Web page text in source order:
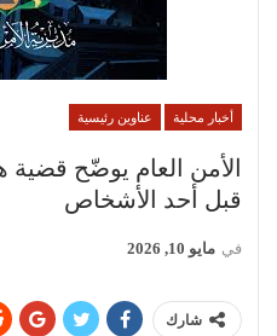
أخبار محلية عناوين رئيسية
الأمن العام يوضّح
قبل أحد الأشخاص
في مايو 10, 2026
شارك